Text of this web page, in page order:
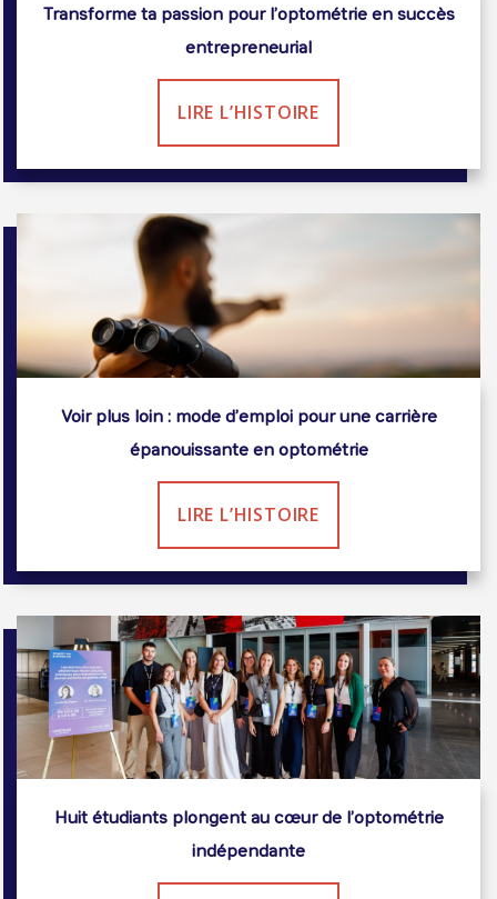
Transforme ta passion pour l’optométrie en succès
entrepreneurial
LIRE L’HISTOIRE
Voir plus loin : mode d’emploi pour une carrière
épanouissante en optométrie
LIRE L’HISTOIRE
Huit étudiants plongent au cœur de l’optométrie
indépendante